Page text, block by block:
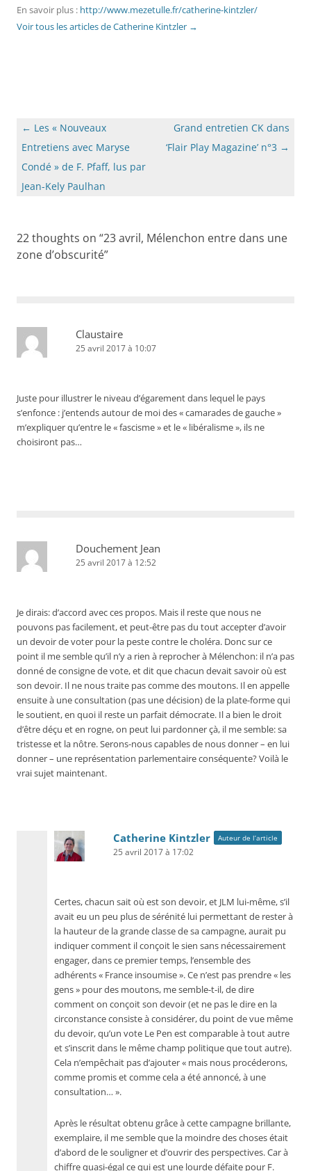
En savoir plus : http://www.mezetulle.fr/catherine-kintzler/
Voir tous les articles de Catherine Kintzler →
Navigation
des
articles
← Les « Nouveaux
Entretiens avec Maryse
Condé » de F. Pfaff, lus par
Jean-Kely Paulhan
Grand entretien CK dans
‘Flair Play Magazine’ n°3 →
22 thoughts on “23 avril, Mélenchon entre dans une
zone d’obscurité”
Claustaire
25 avril 2017 à 10:07
Juste pour illustrer le niveau d’égarement dans lequel le pays
s’enfonce : j’entends autour de moi des « camarades de gauche »
m’expliquer qu’entre le « fascisme » et le « libéralisme », ils ne
choisiront pas…
Douchement Jean
25 avril 2017 à 12:52
Je dirais: d’accord avec ces propos. Mais il reste que nous ne
pouvons pas facilement, et peut-être pas du tout accepter d’avoir
un devoir de voter pour la peste contre le choléra. Donc sur ce
point il me semble qu’il n’y a rien à reprocher à Mélenchon: il n’a pas
donné de consigne de vote, et dit que chacun devait savoir où est
son devoir. Il ne nous traite pas comme des moutons. Il en appelle
ensuite à une consultation (pas une décision) de la plate-forme qui
le soutient, en quoi il reste un parfait démocrate. Il a bien le droit
d’être déçu et en rogne, on peut lui pardonner çà, il me semble: sa
tristesse et la nôtre. Serons-nous capables de nous donner – en lui
donner – une représentation parlementaire conséquente? Voilà le
vrai sujet maintenant.
Catherine Kintzler Auteur de l’article
25 avril 2017 à 17:02
Certes, chacun sait où est son devoir, et JLM lui-même, s’il
avait eu un peu plus de sérénité lui permettant de rester à
la hauteur de la grande classe de sa campagne, aurait pu
indiquer comment il conçoit le sien sans nécessairement
engager, dans ce premier temps, l’ensemble des
adhérents « France insoumise ». Ce n’est pas prendre « les
gens » pour des moutons, me semble-t-il, de dire
comment on conçoit son devoir (et ne pas le dire en la
circonstance consiste à considérer, du point de vue même
du devoir, qu’un vote Le Pen est comparable à tout autre
et s’inscrit dans le même champ politique que tout autre).
Cela n’empêchait pas d’ajouter « mais nous procéderons,
comme promis et comme cela a été annoncé, à une
consultation… ».
Après le résultat obtenu grâce à cette campagne brillante,
exemplaire, il me semble que la moindre des choses était
d’abord de le souligner et d’ouvrir des perspectives. Car à
chiffre quasi-égal ce qui est une lourde défaite pour F.